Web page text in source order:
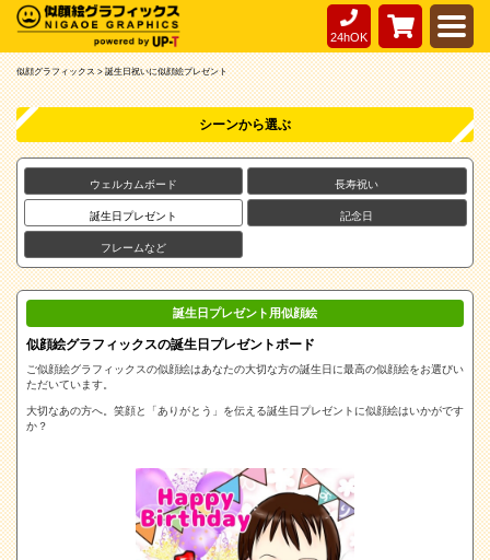
24hOK
似顔グラフィックス > 誕生日祝いに似顔絵プレゼント
シーンから選ぶ
ウェルカムボード 長寿祝い
誕生日プレゼント 記念日
フレームなど
誕生日プレゼント用似顔絵
似顔絵グラフィックスの誕生日プレゼントボード
ご似顔絵グラフィックスの似顔絵はあなたの大切な方の誕生日に最高の似顔絵をお選びい
ただいています。
大切なあの方へ。笑顔と「ありがとう」を伝える誕生日プレゼントに似顔絵はいかがです
か？